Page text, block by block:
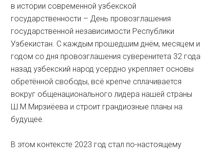
в истории современной узбекской
государственности – День провозглашения
государственной независимости Республики
Узбекистан. С каждым прошедшим днём, месяцем и
годом со дня провозглашения суверенитета 32 года
назад узбекский народ усердно укрепляет основы
обретённой свободы, всё крепче сплачивается
вокруг общенационального лидера нашей страны
Ш.М.Мирзиёева и строит грандиозные планы на
будущее.
В этом контексте 2023 год стал по-настоящему